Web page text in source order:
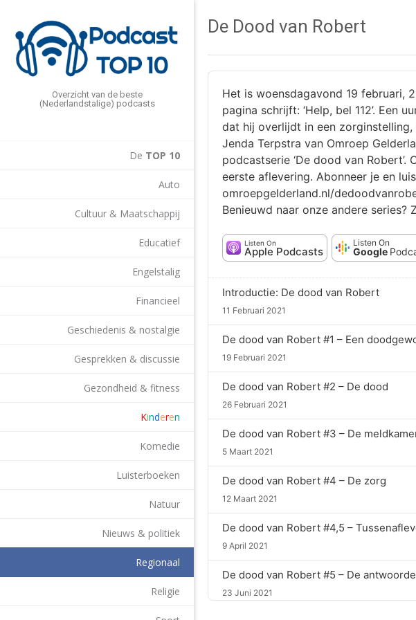
Overzicht van de beste
(Nederlandstalige) podcasts
De TOP 10
Auto
Cultuur & Maatschappij
Educatief
Engelstalig
Financieel
Geschiedenis & nostalgie
Gesprekken & discussie
Gezondheid & fitness
Kinderen
Komedie
Luisterboeken
Natuur
Nieuws & politiek
Regionaal
Religie
De Dood van Robert
Het is woensdagavond 19 februari,
pagina schrijft: ‘Help, bel 112’. Een
dat hij overlijdt in een
Jenda Terpstra van Omroep
podcastserie ‘De dood van
eerste aflevering. Abonneer je en
omroepgelderland.nl/
Benieuwd naar onze andere series?
Listen On
Apple Podcasts
Listen On
Google
Introductie: De dood van Robert
11 Februari 2021
19 Februari 2021
De dood van Robert #2 – De dood
26 Februari 2021
De dood van Robert #3 – De
5 Maart 2021
De dood van Robert #4 – De zorg
12 Maart 2021
De dood van Robert #4,5 –
9 April 2021
De dood van Robert #5 – De
23 Juni 2021